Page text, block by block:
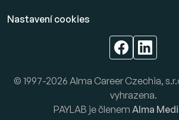
Nastavení cookies
© 1997-2026 Alma Career Czechia,
vyhrazena.
PAYLAB je členem Alma